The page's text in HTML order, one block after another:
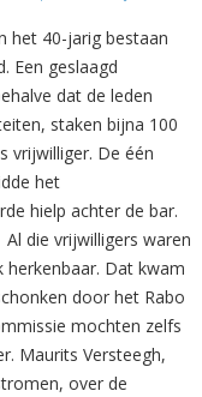
het 40-jarig bestaan
Een geslaagd
dat de leden
staken bijna 100
vrijwilliger. De één
het
hielp achter de bar.
die vrijwilligers waren
herkenbaar. Dat kwam
door het Rabo
mochten zelfs
Maurits Versteegh,
over de